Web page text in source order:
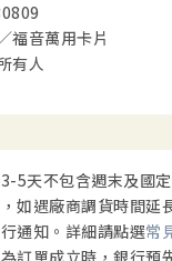
福音萬用卡片
有人
5天不包含週末及國
如遇廠商調貨時間延
通知。詳細請點選常